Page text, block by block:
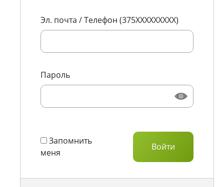
Эл. почта / Телефон (375XXXXXXXXX)
Пароль
Запомнить
меня